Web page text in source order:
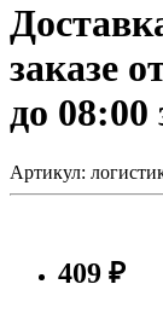
заказе
до 08:00
Артикул:
409 ₽